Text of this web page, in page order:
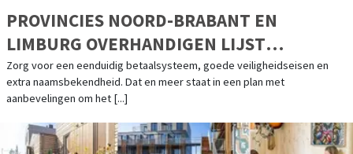
PROVINCIES NOORD-BRABANT EN
LIMBURG OVERHANDIGEN LIJST
AANBEVELINGEN VOOR DUURZAME
SCHEEPVAART
Zorg voor een eenduidig betaalsysteem, goede veiligheidseisen en
extra naamsbekendheid. Dat en meer staat in een plan met
aanbevelingen om het [...]